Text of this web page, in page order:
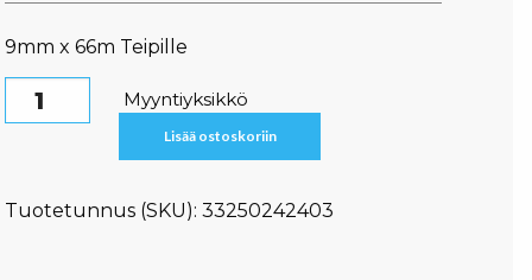
9mm x 66m Teipille
Pussinsulkija määräMyyntiyksikkö
Lisää ostoskoriin
Tuotetunnus (SKU): 33250242403